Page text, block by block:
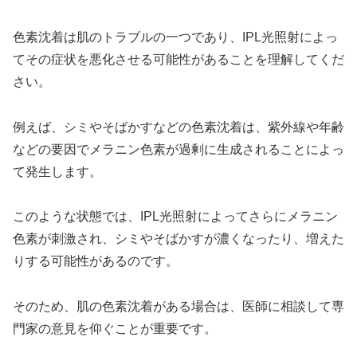
色素沈着は肌のトラブルの一つであり、IPL光照射によっ
てその症状を悪化させる可能性があることを理解してくだ
さい。
例えば、シミやそばかすなどの色素沈着は、紫外線や年齢
などの要因でメラニン色素が過剰に生成されることによっ
て発生します。
このような状態では、IPL光照射によってさらにメラニン
色素が刺激され、シミやそばかすが濃くなったり、増えた
りする可能性があるのです。
そのため、肌の色素沈着がある場合は、医師に相談して専
門家の意見を仰ぐことが重要です。